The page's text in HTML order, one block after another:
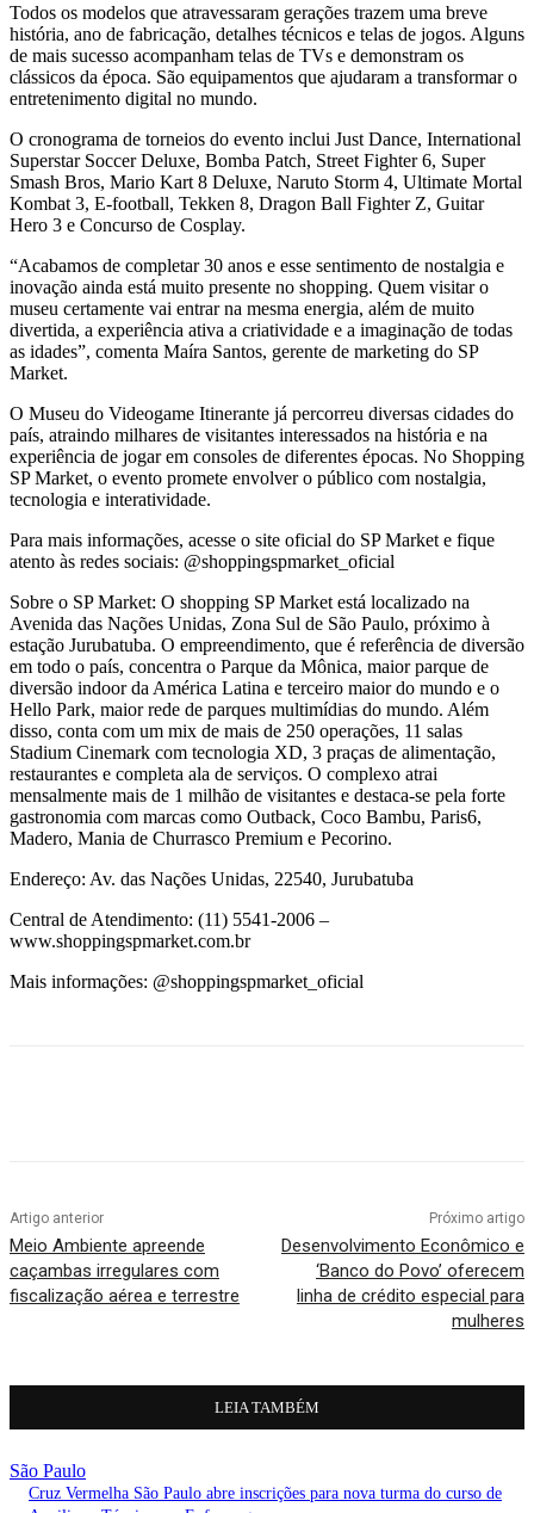
Todos os modelos que atravessaram gerações trazem uma breve
história, ano de fabricação, detalhes técnicos e telas de jogos. Alguns
de mais sucesso acompanham telas de TVs e demonstram os
clássicos da época. São equipamentos que ajudaram a transformar o
entretenimento digital no mundo.
O cronograma de torneios do evento inclui Just Dance, International
Superstar Soccer Deluxe, Bomba Patch, Street Fighter 6, Super
Smash Bros, Mario Kart 8 Deluxe, Naruto Storm 4, Ultimate Mortal
Kombat 3, E-football, Tekken 8, Dragon Ball Fighter Z, Guitar
Hero 3 e Concurso de Cosplay.
“Acabamos de completar 30 anos e esse sentimento de nostalgia e
inovação ainda está muito presente no shopping. Quem visitar o
museu certamente vai entrar na mesma energia, além de muito
divertida, a experiência ativa a criatividade e a imaginação de todas
as idades”, comenta Maíra Santos, gerente de marketing do SP
Market.
O Museu do Videogame Itinerante já percorreu diversas cidades do
país, atraindo milhares de visitantes interessados na história e na
experiência de jogar em consoles de diferentes épocas. No Shopping
SP Market, o evento promete envolver o público com nostalgia,
tecnologia e interatividade.
Para mais informações, acesse o site oficial do SP Market e fique
atento às redes sociais: @shoppingspmarket_oficial
Sobre o SP Market: O shopping SP Market está localizado na
Avenida das Nações Unidas, Zona Sul de São Paulo, próximo à
estação Jurubatuba. O empreendimento, que é referência de diversão
em todo o país, concentra o Parque da Mônica, maior parque de
diversão indoor da América Latina e terceiro maior do mundo e o
Hello Park, maior rede de parques multimídias do mundo. Além
disso, conta com um mix de mais de 250 operações, 11 salas
Stadium Cinemark com tecnologia XD, 3 praças de alimentação,
restaurantes e completa ala de serviços. O complexo atrai
mensalmente mais de 1 milhão de visitantes e destaca-se pela forte
gastronomia com marcas como Outback, Coco Bambu, Paris6,
Madero, Mania de Churrasco Premium e Pecorino.
Endereço: Av. das Nações Unidas, 22540, Jurubatuba
Central de Atendimento: (11) 5541-2006 –
www.shoppingspmarket.com.br
Mais informações: @shoppingspmarket_oficial
Artigo anterior
Meio Ambiente apreende
caçambas irregulares com
fiscalização aérea e terrestre
Próximo artigo
Desenvolvimento Econômico e
‘Banco do Povo’ oferecem
linha de crédito especial para
mulheres
LEIA TAMBÉM
São Paulo
Cruz Vermelha São Paulo abre inscrições para nova turma do curso de